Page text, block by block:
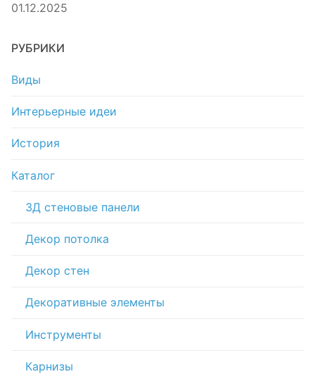
01.12.2025
РУБРИКИ
Виды
Интерьерные идеи
История
Каталог
3Д стеновые панели
Декор потолка
Декор стен
Декоративные элементы
Инструменты
Карнизы